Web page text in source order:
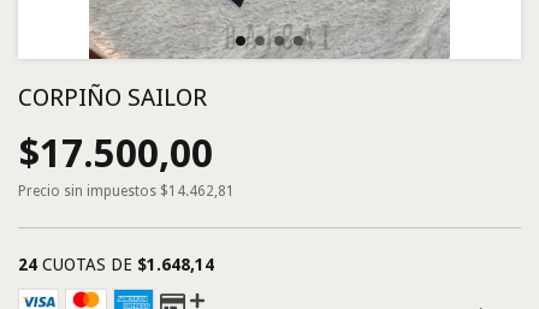
CORPIÑO SAILOR
$17.500,00
Precio sin impuestos $14.462,81
24 CUOTAS DE $1.648,14